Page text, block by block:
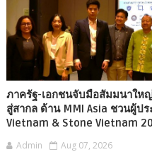
ภาครัฐ-เอกชนจับมือสัมมนาให
สู่สากล ด้าน MMI Asia ชวนผู้ป
Vietnam & Stone Vietnam
Admin Aug 07, 2026